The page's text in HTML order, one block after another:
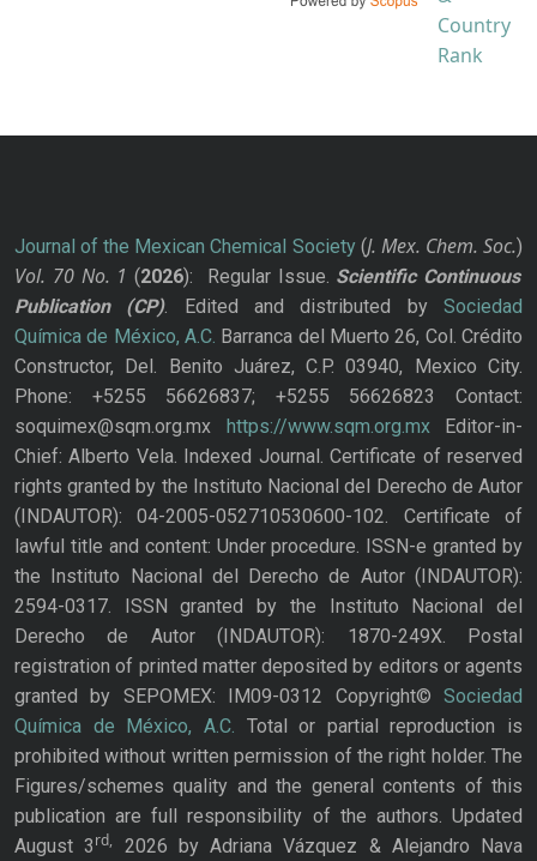
Journal of the Mexican Chemical Society(J. Mex. Chem. Soc.)
Vol. 70 No. 1 (2026): Regular Issue. Scientific Continuous
Publication
(CP). Edited and distributed bySociedad
Química de México, A.C. Barranca del Muerto 26, Col. Crédito
Constructor, Del. Benito Juárez, C.P. 03940, Mexico City.
Phone: +5255 56626837; +5255 56626823 Contact:
soquimex@sqm.org.mx https://www.sqm.org.mxEditor-in-
Chief: Alberto Vela. Indexed Journal. Certificate of reserved
rights granted by the Instituto Nacional del Derecho de Autor
(INDAUTOR): 04-2005-052710530600-102. Certificate of
lawful title and content: Under procedure. ISSN-e granted by
the Instituto Nacional del Derecho de Autor (INDAUTOR):
2594-0317. ISSN granted by the Instituto Nacional del
Derecho de Autor (INDAUTOR): 1870-249X. Postal
registration of printed matter deposited by editors or agents
granted by SEPOMEX: IM09-0312 Copyright© Sociedad
Química de México, A.C. Total or partial reproduction is
prohibited without written permission of the right holder. The
Figures/schemes quality and the general contents of this
publication are full responsibility of the authors. Updated
August 3rd,
2026 by Adriana Vázquez & Alejandro Nava